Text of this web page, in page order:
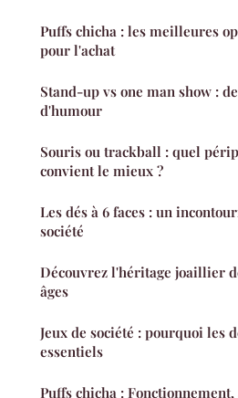
Puffs chicha : les meilleures
pour l'achat
Stand-up vs one man show :
d'humour
Souris ou trackball : quel
convient le mieux ?
Les dés à 6 faces : un
société
Découvrez l'héritage joaillier
âges
Jeux de société : pourquoi les
essentiels
Puffs chicha :